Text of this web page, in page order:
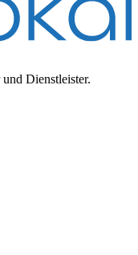
Dienstleister.